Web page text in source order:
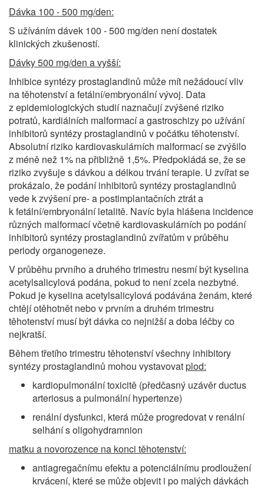
Dávka 100 - 500 mg/den:
S užíváním dávek 100 - 500 mg/den není dostatek
klinických zkušeností.
Dávky 500 mg/den a vyšší:
Inhibice syntézy prostaglandinů může mít nežádoucí vliv
na těhotenství a fetální/embryonální vývoj. Data
z epidemiologických studií naznačují zvýšené riziko
potratů, kardiálních malformací a gastroschizy po užívání
inhibitorů syntézy prostaglandinů v počátku těhotenství.
Absolutní riziko kardiovaskulárních malformací se zvýšilo
z méně než 1% na přibližně 1,5%. Předpokládá se, že se
riziko zvyšuje s dávkou a délkou trvání terapie. U zvířat se
prokázalo, že podání inhibitorů syntézy prostaglandinů
vede k zvýšení pre- a postimplantačních ztrát a
k fetální/embryonální letalitě. Navíc byla hlášena incidence
různých malformací včetně kardiovaskulárních po podání
inhibitorů syntézy prostaglandinů zvířatům v průběhu
periody organogeneze.
V průběhu prvního a druhého trimestru nesmí být kyselina
acetylsalicylová podána, pokud to není zcela nezbytné.
Pokud je kyselina acetylsalicylová podávána ženám, které
chtějí otěhotnět nebo v prvním a druhém trimestru
těhotenství musí být dávka co nejnižší a doba léčby co
nejkratší.
Během třetího trimestru těhotenství všechny inhibitory
syntézy prostaglandinů mohou vystavovatplod:
kardiopulmonální toxicitě (předčasný uzávěr ductus
arteriosus a pulmonální hypertenze)
renální dysfunkci, která může progredovat v renální
selhání s oligohydramnion
matku a novorozence na konci těhotenství:
antiagregačnímu efektu a potenciálnímu prodloužení
krvácení, které se může objevit i po malých dávkách